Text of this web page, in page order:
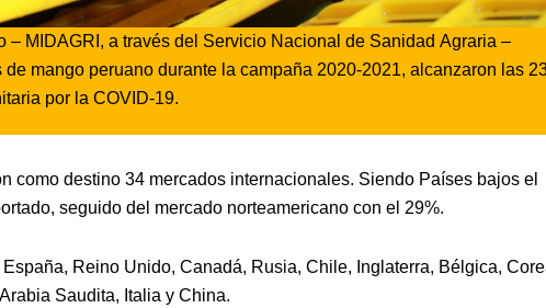
– MIDAGRI, a través del Servicio Nacional de Sanidad Agraria –
mango peruano durante la campaña 2020-2021, alcanzaron las
por la COVID-19.
como destino 34 mercados internacionales. Siendo Países bajos el
seguido del mercado norteamericano con el 29%.
Reino Unido, Canadá, Rusia, Chile, Inglaterra, Bélgica,
Saudita, Italia y China.